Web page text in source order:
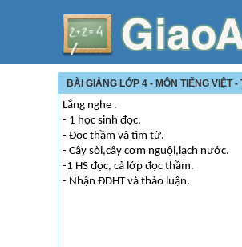
BÀI GIẢNG LỚP 4 - MÔN TIẾNG VIỆT
Lắng nghe .
- 1 học sinh đọc.
- Đọc thầm và tìm từ.
- Cây sòi,cây cơm nguội,lạch nước.
-1 HS đọc, cả lớp đọc thầm.
- Nhận ĐDHT và thảo luận.